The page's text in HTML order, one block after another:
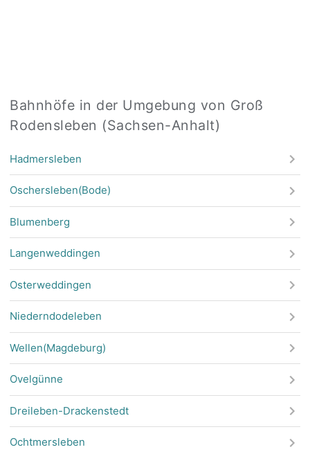
Bahnhöfe in der Umgebung von Groß
Rodensleben (Sachsen-Anhalt)
Hadmersleben
Oschersleben(Bode)
Blumenberg
Langenweddingen
Osterweddingen
Niederndodeleben
Wellen(Magdeburg)
Ovelgünne
Dreileben-Drackenstedt
Ochtmersleben